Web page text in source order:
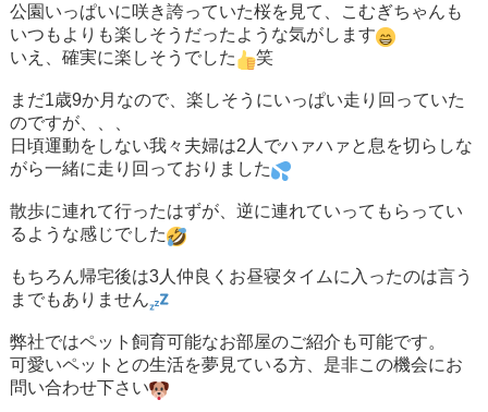
公園いっぱいに咲き誇っていた桜を見て、こむぎちゃんも
いつもよりも楽しそうだったような気がします
いえ、確実に楽しそうでした
笑
まだ1歳9か月なので、楽しそうにいっぱい走り回っていた
のですが、、、
日頃運動をしない我々夫婦は2人でハァハァと息を切らしな
がら一緒に走り回っておりました
散歩に連れて行ったはずが、逆に連れていってもらってい
るような感じでした
もちろん帰宅後は3人仲良くお昼寝タイムに入ったのは言う
までもありません
弊社ではペット飼育可能なお部屋のご紹介も可能です。
可愛いペットとの生活を夢見ている方、是非この機会にお
問い合わせ下さい